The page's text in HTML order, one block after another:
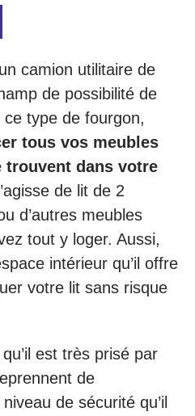
camion utilitaire de
de possibilité de
type de fourgon,
tous vos meubles
trouvent dans votre
de lit de 2
d’autres meubles
tout y loger. Aussi,
intérieur qu’il offre
votre lit sans risque
est très prisé par
de
de sécurité qu’il